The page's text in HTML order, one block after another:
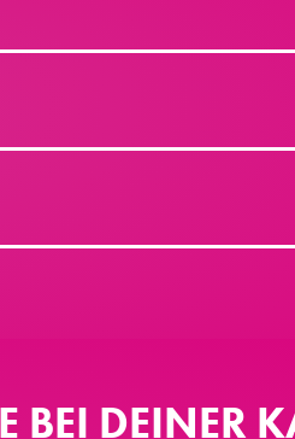
BEI DEINER